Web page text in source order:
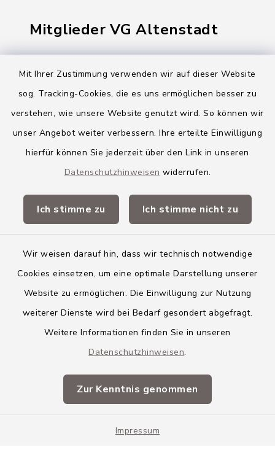
Mit Ihrer Zustimmung verwenden wir auf dieser Website
sog. Tracking-Cookies, die es uns ermöglichen besser zu
verstehen, wie unsere Website genutzt wird. So können wir
unser Angebot weiter verbessern. Ihre erteilte Einwilligung
hierfür können Sie jederzeit über den Link in unseren
Datenschutzhinweisen widerrufen.
Ich stimme zu Ich stimme nicht zu
Wir weisen darauf hin, dass wir technisch notwendige
Cookies einsetzen, um eine optimale Darstellung unserer
Website zu ermöglichen. Die Einwilligung zur Nutzung
weiterer Dienste wird bei Bedarf gesondert abgefragt.
Weitere Informationen finden Sie in unseren
Datenschutzhinweisen.
Zur Kenntnis genommen
Impressum
Mitglieder VG Altenstadt
Markt Altenstadt
Gemeinde Osterberg
VG Altenstadt
Landkreis Neu-Ulm
Barrierefreiheit
Impressum
Sitemap